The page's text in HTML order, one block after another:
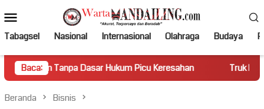
ke
kontenMobile
Tabagsel Nasional Internasional Olahraga Budaya
Baca:
Dasar Hukum Picu Keresahan Truk Miring Hambat Arus
Beranda Bisnis